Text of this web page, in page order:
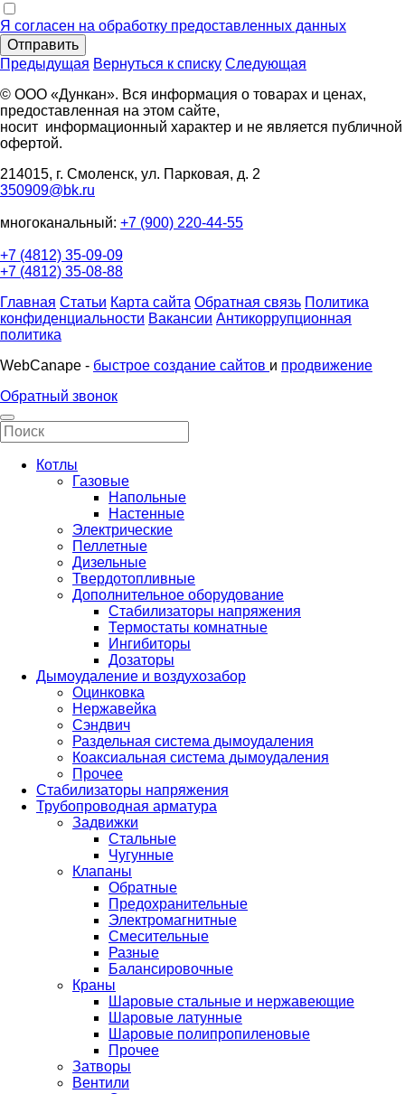
Я согласен на обработку предоставленных данных
Отправить
Предыдущая Вернуться к списку Следующая
© ООО «Дункан». Вся информация о товарах и ценах,
предоставленная на этом сайте,
носит информационный характер и не является публичной
офертой.
214015, г. Смоленск, ул. Парковая, д. 2
350909@bk.ru
многоканальный: +7 (900) 220-44-55
+7 (4812) 35-09-09
+7 (4812) 35-08-88
Главная Статьи Карта сайта Обратная связь Политика
конфиденциальности Вакансии Антикоррупционная
политика
WebCanape - быстрое создание сайтов и продвижение
Обратный звонок
Котлы
Газовые
Напольные
Настенные
Электрические
Пеллетные
Дизельные
Твердотопливные
Дополнительное оборудование
Стабилизаторы напряжения
Термостаты комнатные
Ингибиторы
Дозаторы
Дымоудаление и воздухозабор
Оцинковка
Нержавейка
Сэндвич
Раздельная система дымоудаления
Коаксиальная система дымоудаления
Прочее
Стабилизаторы напряжения
Трубопроводная арматура
Задвижки
Стальные
Чугунные
Клапаны
Обратные
Предохранительные
Электромагнитные
Смесительные
Разные
Балансировочные
Краны
Шаровые стальные и нержавеющие
Шаровые латунные
Шаровые полипропиленовые
Прочее
Затворы
Вентили